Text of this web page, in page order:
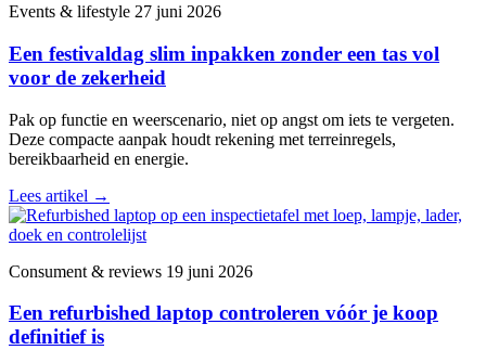
Events & lifestyle 27 juni 2026
Een festivaldag slim inpakken zonder een tas vol
voor de zekerheid
Pak op functie en weerscenario, niet op angst om iets te vergeten.
Deze compacte aanpak houdt rekening met terreinregels,
bereikbaarheid en energie.
Lees artikel →
Consument & reviews 19 juni 2026
Een refurbished laptop controleren vóór je koop
definitief is